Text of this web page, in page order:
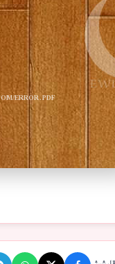
ERROR.PDF